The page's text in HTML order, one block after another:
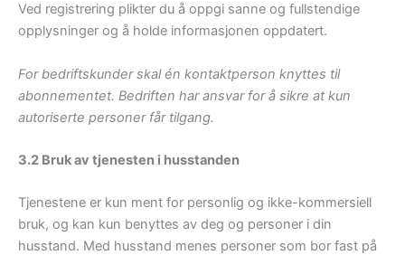
Ved registrering plikter du å oppgi sanne og fullstendige
opplysninger og å holde informasjonen oppdatert.
For bedriftskunder skal én kontaktperson knyttes til
abonnementet. Bedriften har ansvar for å sikre at kun
autoriserte personer får tilgang.
3.2 Bruk av tjenesten i husstanden
Tjenestene er kun ment for personlig og ikke-kommersiell
bruk, og kan kun benyttes av deg og personer i din
husstand. Med husstand menes personer som bor fast på